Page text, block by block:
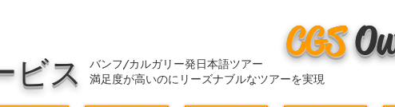
ビス
CGSO
バンフ/カルガリー発日本語ツアー
満足度が高いのにリーズナブルなツアーを実現